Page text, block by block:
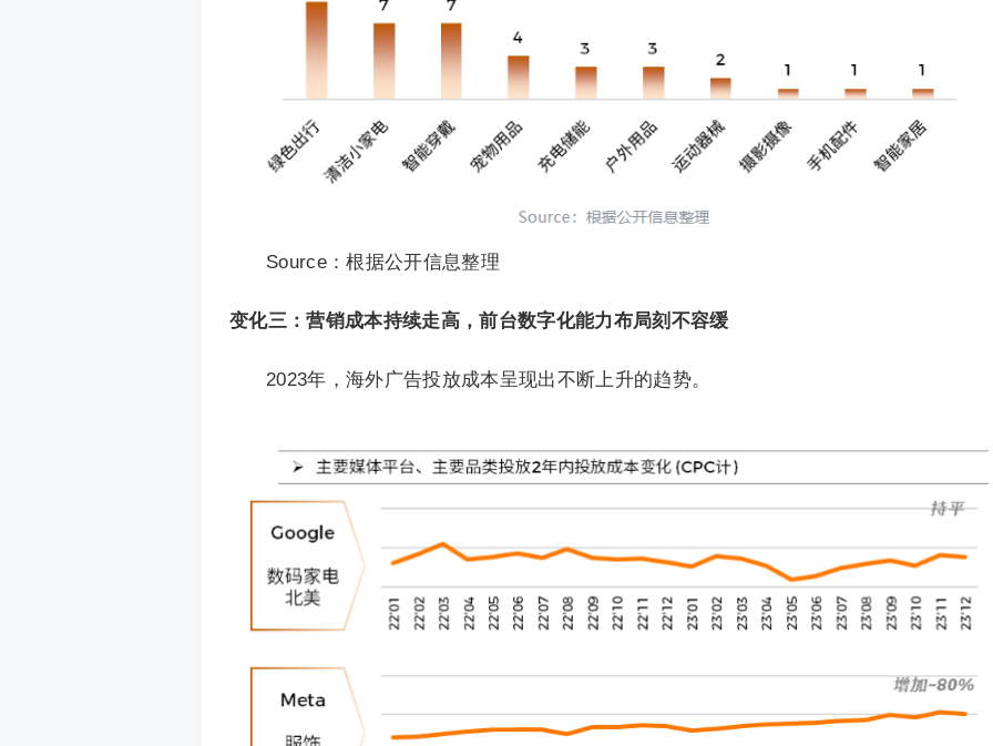
Source：根据公开信息整理
变化三：营销成本持续走高，前台数字化能力布局刻不容缓
2023年，海外广告投放成本呈现出不断上升的趋势。